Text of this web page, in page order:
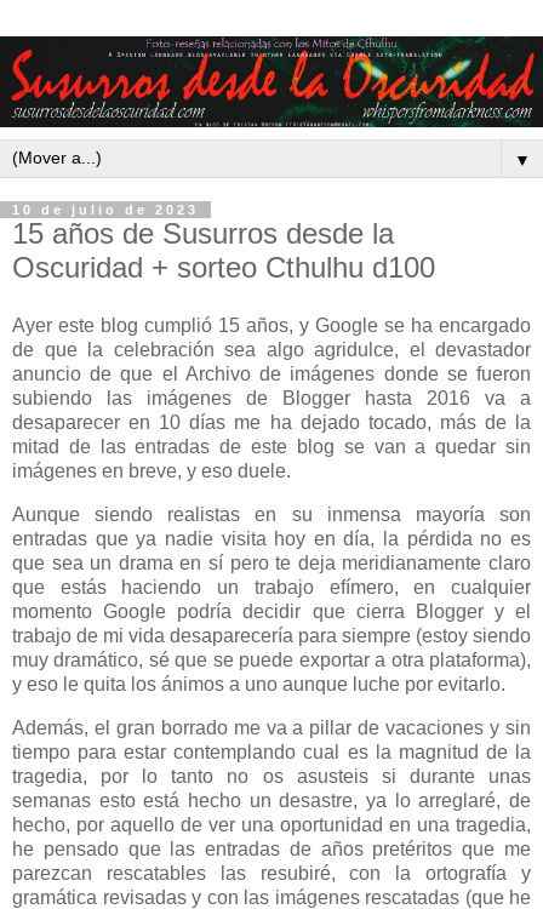
▼
10 de julio de 2023
15 años de Susurros desde la
Oscuridad + sorteo Cthulhu d100
Ayer este blog cumplió 15 años, y Google se ha encargado
de que la celebración sea algo agridulce, el devastador
anuncio de que el Archivo de imágenes donde se fueron
subiendo las imágenes de Blogger hasta 2016 va a
desaparecer en 10 días me ha dejado tocado, más de la
mitad de las entradas de este blog se van a quedar sin
imágenes en breve, y eso duele.
Aunque siendo realistas en su inmensa mayoría son
entradas que ya nadie visita hoy en día, la pérdida no es
que sea un drama en sí pero te deja meridianamente claro
que estás haciendo un trabajo efímero, en cualquier
momento Google podría decidir que cierra Blogger y el
trabajo de mi vida desaparecería para siempre (estoy siendo
muy dramático, sé que se puede exportar a otra plataforma),
y eso le quita los ánimos a uno aunque luche por evitarlo.
Además, el gran borrado me va a pillar de vacaciones y sin
tiempo para estar contemplando cual es la magnitud de la
tragedia, por lo tanto no os asusteis si durante unas
semanas esto está hecho un desastre, ya lo arreglaré, de
hecho, por aquello de ver una oportunidad en una tragedia,
he pensado que las entradas de años pretéritos que me
parezcan rescatables las resubiré, con la ortografía y
gramática revisadas y con las imágenes rescatadas (que he